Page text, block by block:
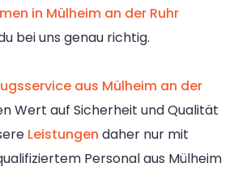
in Mülheim an der Ruhr
bei uns genau richtig.
aus Mülheim an der
Wert auf Sicherheit und Qualität
Leistungen daher nur mit
Personal aus Mülheim